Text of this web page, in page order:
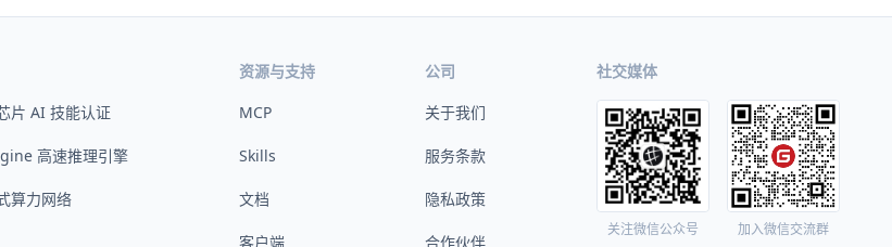
片 AI 技能认证
高速推理引擎
算力网络
资源与支持
MCP
Skills
文档
客户端
公司
关于我们
服务条款
隐私政策
合作伙伴
社交媒体
关注微信公众号 加入微信交流群